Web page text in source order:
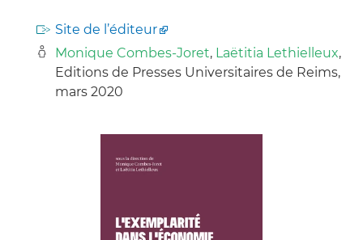
Site de l’éditeur
Monique Combes-Joret, Laëtitia Lethielleux,
Editions de Presses Universitaires de Reims,
mars 2020